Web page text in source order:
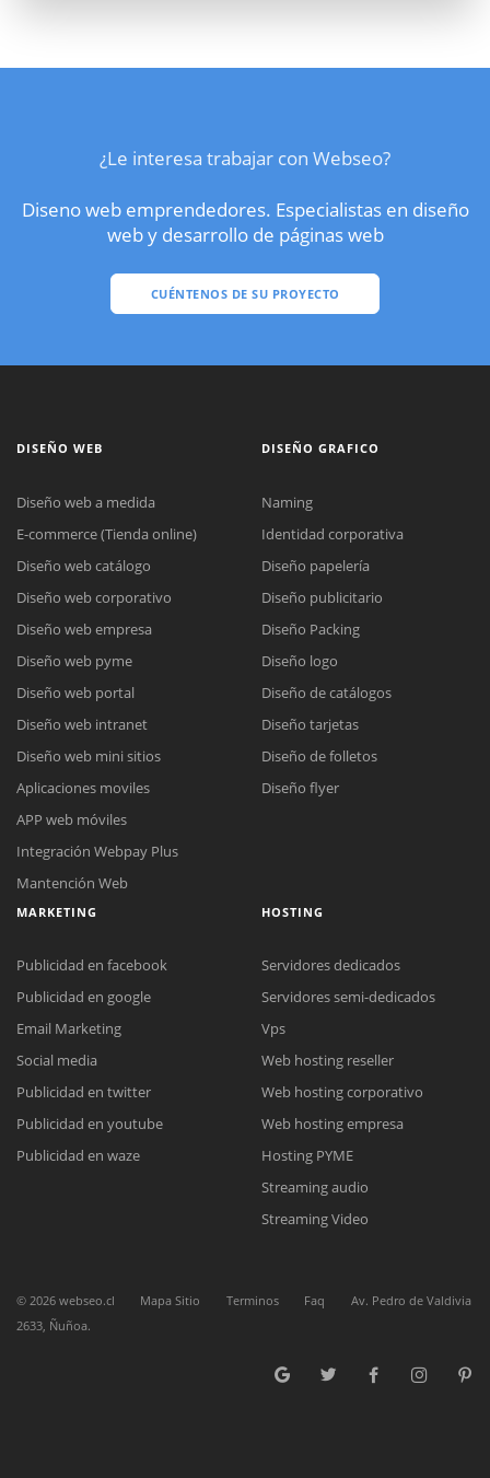
¿Le interesa trabajar con Webseo?
Diseno web emprendedores. Especialistas en diseño
web y desarrollo de páginas web
CUÉNTENOS DE SU PROYECTO
Reunión online
Nuestros ejecutivos le enviarán un correo electrónico con el enlace a
Meet para la reunión online.
Cotización
Complete el formulario y nos contactaremos a la brevedad.
Chat Online
para enviarnos un correo electrónico con sus datos personales.
DISEÑO WEB
Diseño web a medida
E-commerce (Tienda online)
Diseño web catálogo
Diseño web corporativo
Diseño web empresa
Diseño web pyme
Diseño web portal
Diseño web intranet
Diseño web mini sitios
Aplicaciones moviles
APP web móviles
Integración Webpay Plus
Mantención Web
DISEÑO GRAFICO
Naming
Identidad corporativa
Diseño papelería
Diseño publicitario
Diseño Packing
Diseño logo
Diseño de catálogos
Diseño tarjetas
Diseño de folletos
Diseño flyer
MARKETING
Publicidad en facebook
Publicidad en google
Email Marketing
Social media
Publicidad en twitter
Publicidad en youtube
Publicidad en waze
HOSTING
Servidores dedicados
Servidores semi-dedicados
Vps
Web hosting reseller
Web hosting corporativo
Web hosting empresa
Hosting PYME
Streaming audio
Streaming Video
© 2026 webseo.cl Mapa Sitio Terminos Faq
Av. Pedro de Valdivia
2633, Ñuñoa.